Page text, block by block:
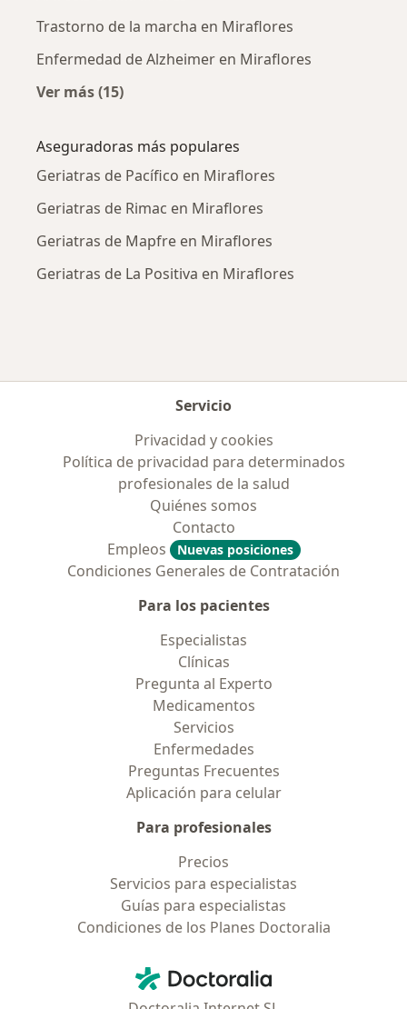
Trastorno de la marcha en Miraflores
Enfermedad de Alzheimer en Miraflores
Ver más (15)
Aseguradoras más populares
Geriatras de Pacífico en Miraflores
Geriatras de Rimac en Miraflores
Geriatras de Mapfre en Miraflores
Geriatras de La Positiva en Miraflores
Servicio
Privacidad y cookies
Política de privacidad para determinados
profesionales de la salud
Quiénes somos
Contacto
Empleos
Nuevas posiciones
Condiciones Generales de Contratación
Para los pacientes
Especialistas
Clínicas
Pregunta al Experto
Medicamentos
Servicios
Enfermedades
Preguntas Frecuentes
Aplicación para celular
Para profesionales
Precios
Servicios para especialistas
Guías para especialistas
Condiciones de los Planes Doctoralia
Doctoralia - Página de inicio